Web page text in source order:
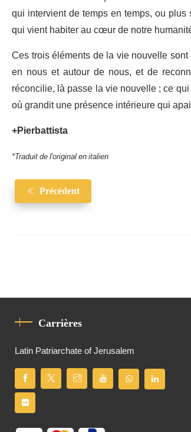
qui intervient de temps en temps, ou
qui vient habiter au cœur de notre
Ces trois éléments de la vie nouvelle
en nous et autour de nous, et de
réconcilie, là passe la vie nouvelle ; ce
où grandit une présence intérieure qui
+Pierbattista
*Traduit de l'original en italien
Précédent
Carrières
Latin Patriarchate of Jerusalem